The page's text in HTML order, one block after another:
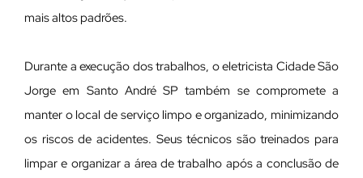
mais altos padrões.
Durante a execução dos trabalhos, o eletricista Cidade São
Jorge em Santo André SP também se compromete a
manter o local de serviço limpo e organizado, minimizando
os riscos de acidentes. Seus técnicos são treinados para
limpar e organizar a área de trabalho após a conclusão de